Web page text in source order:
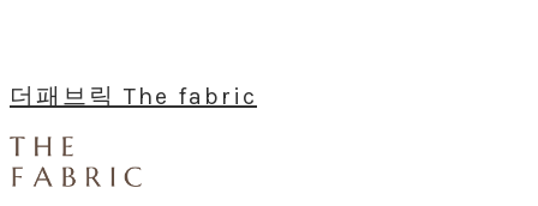
더패브릭 The fabric